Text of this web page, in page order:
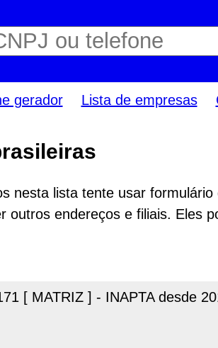
gerador Lista de empresas
nesta lista tente usar
outros endereços e filiais. Eles
[ MATRIZ ] - INAPTA desde